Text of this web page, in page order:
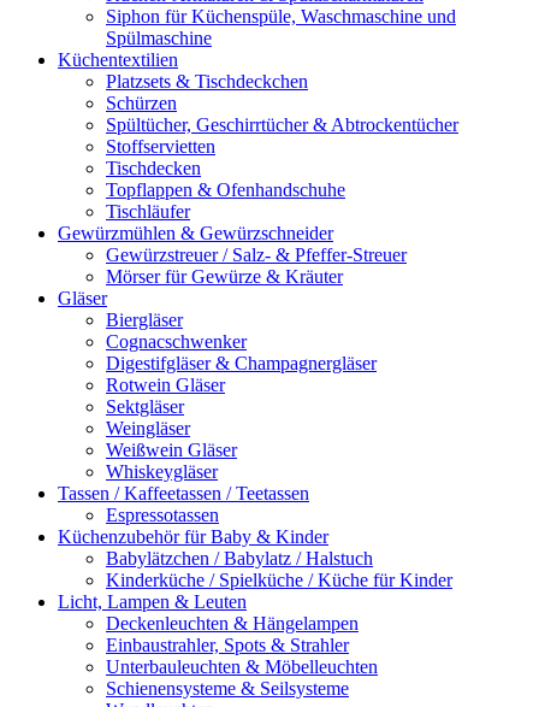
Siphon für Küchenspüle, Waschmaschine und
Spülmaschine
Küchentextilien
Platzsets & Tischdeckchen
Schürzen
Spültücher, Geschirrtücher & Abtrockentücher
Stoffservietten
Tischdecken
Topflappen & Ofenhandschuhe
Tischläufer
Gewürzmühlen & Gewürzschneider
Gewürzstreuer / Salz- & Pfeffer-Streuer
Mörser für Gewürze & Kräuter
Gläser
Biergläser
Cognacschwenker
Digestifgläser & Champagnergläser
Rotwein Gläser
Sektgläser
Weingläser
Weißwein Gläser
Whiskeygläser
Tassen / Kaffeetassen / Teetassen
Espressotassen
Küchenzubehör für Baby & Kinder
Babylätzchen / Babylatz / Halstuch
Kinderküche / Spielküche / Küche für Kinder
Licht, Lampen & Leuten
Deckenleuchten & Hängelampen
Einbaustrahler, Spots & Strahler
Unterbauleuchten & Möbelleuchten
Schienensysteme & Seilsysteme